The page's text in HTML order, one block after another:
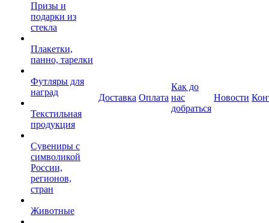
Призы и
подарки из
стекла
Плакетки,
панно, тарелки
Футляры для
наград
Текстильная
продукция
Сувениры с
символикой
России,
регионов,
стран
Животные
Доставка Оплата
Как до
нас
добраться
Новости